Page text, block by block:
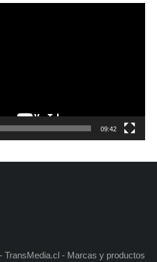
09:42
TransMedia.cl - Marcas y productos